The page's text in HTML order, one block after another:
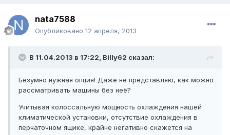
nata7588
Опубликовано 12 апреля, 2013
В 11.04.2013 в 17:22, Billy62 сказал:
Безумно нужная опция! Даже не представляю, как можно
рассматривать машины без неё?
Учитывая колоссальную мощность охлаждения нашей
климатической установки, отсутствие охлаждения в
перчаточном ящике, крайне негативно скажется на